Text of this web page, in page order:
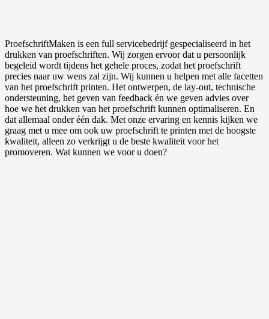
ProefschriftMaken is een full servicebedrijf gespecialiseerd in het
drukken van proefschriften. Wij zorgen ervoor dat u persoonlijk
begeleid wordt tijdens het gehele proces, zodat het proefschrift
precies naar uw wens zal zijn. Wij kunnen u helpen met alle facetten
van het proefschrift printen. Het ontwerpen, de lay-out, technische
ondersteuning, het geven van feedback én we geven advies over
hoe we het drukken van het proefschrift kunnen optimaliseren. En
dat allemaal onder één dak. Met onze ervaring en kennis kijken we
graag met u mee om ook uw proefschrift te printen met de hoogste
kwaliteit, alleen zo verkrijgt u de beste kwaliteit voor het
promoveren. Wat kunnen we voor u doen?